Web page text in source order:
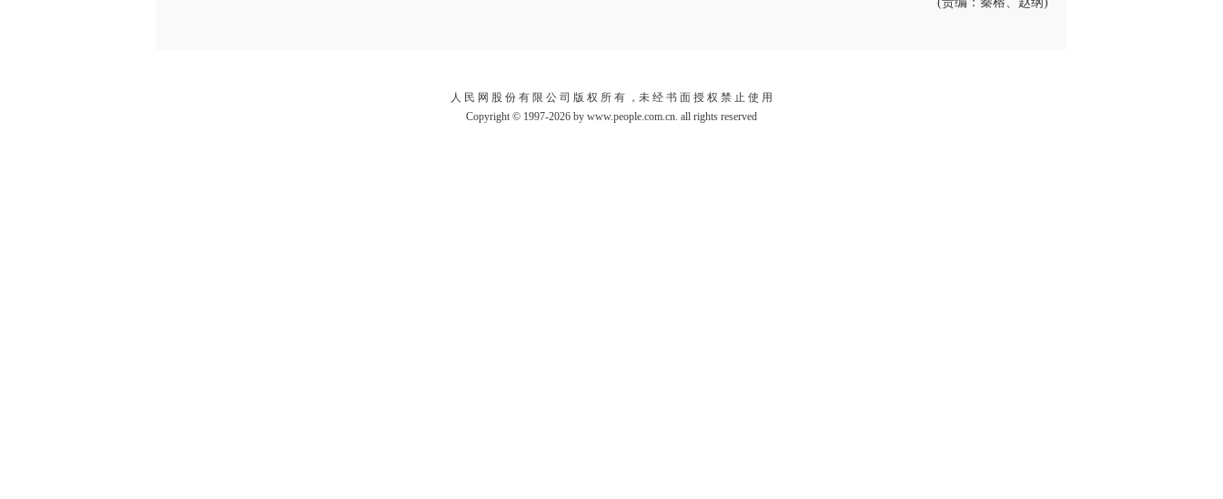
人 民 网 股 份 有 限 公 司 版 权 所 有 ，未 经 书 面 授 权 禁 止 使 用
Copyright © 1997-2026 by www.people.com.cn. all rights reserved